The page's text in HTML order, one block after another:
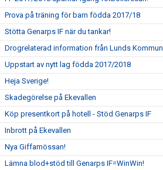
Prova på träning för barn födda 2017/18
Stötta Genarps IF när du tankar!
Drogrelaterad information från Lunds Kommun
Uppstart av nytt lag födda 2017/2018
Heja Sverige!
Skadegörelse på Ekevallen
Köp presentkort på hotell - Stöd Genarps IF
Inbrott på Ekevallen
Nya Giffamössan!
Lämna blod+stöd till Genarps IF=WinWin!